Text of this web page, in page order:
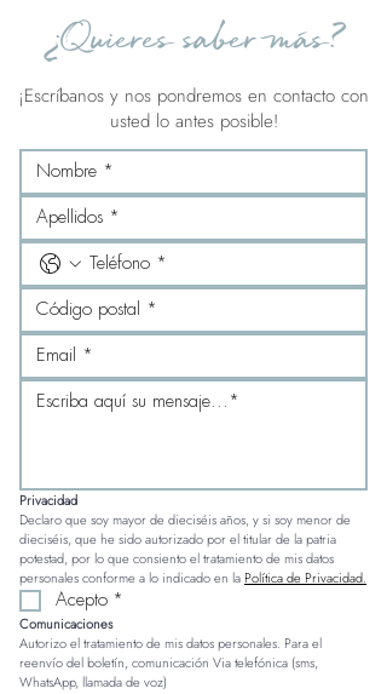
¿Quieres saber más?
¡Escríbanos y nos pondremos en contacto con
usted lo antes posible!
Privacidad
Declaro que soy mayor de dieciséis años, y si soy menor de
dieciséis, que he sido autorizado por el titular de la patria
potestad, por lo que consiento el tratamiento de mis datos
personales conforme a lo indicado en la Política de Privacidad.
Acepto *
Comunicaciones
Autorizo el tratamiento de mis datos personales. Para el
reenvío del boletín, comunicación Via telefónica (sms,
WhatsApp, llamada de voz)